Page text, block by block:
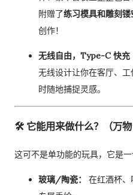
附赠了练习模具和雕刻镂
创作！
无线自由，Type-C 快充
无线设计让你在客厅、
时随地捕捉灵感。
🛠️ 它能用来做什么？（万物
这可不是单功能的玩具，它是
玻璃/陶瓷：
在红酒杯